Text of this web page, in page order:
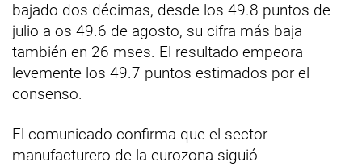
bajado dos décimas, desde los 49.8 puntos de
julio a os 49.6 de agosto, su cifra más baja
también en 26 mses. El resultado empeora
levemente los 49.7 puntos estimados por el
consenso.
El comunicado confirma que el sector
manufacturero de la eurozona siguió